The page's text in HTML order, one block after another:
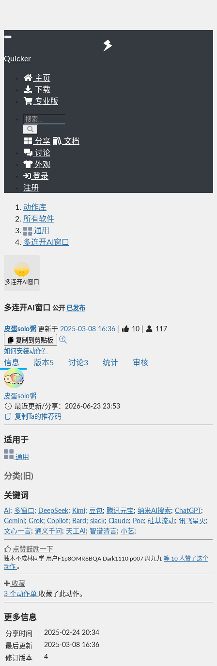
Quicker
主页
下载
专业版
分享
文档
讨论
外观
登录
注册
动作库
所有软件
通用
多连开AI窗口
多连开AI窗口
多连开AI窗口 公开 已发布
皮蛋solo粥 更新于 2025-03-08 16:36 10 117
复制到剪贴板
如何安装动作？
信息 版本5 讨论3 统计 审核
皮蛋solo粥
最近更新/分享：2026-06-23 23:53
复制Ta的推荐码
适用于
通用
分类(旧)
关键词
AI ; 多窗口 ; DeepSeek; Kimi; 豆包; 腾讯元宝; 纳米AI搜索; ChatGPT ;
Gemini; Grok; Copilot; Bard ; slack; Claude; Poe; 硅基流动; 讯飞星火;
文心一言; 通义千问 ; 天工AI ; 智谱清言; 小艺;
点赞鼓励一下
独木不成林同学 用户F1p8OMR6BQA Dark1110 p007 周九九 等 10 人赞了这个
动作 。
收藏
3 个动作单 收藏了此动作。
更多信息
分享时间
2025-02-24 20:34
最后更新
2025-03-08 16:36
修订版本
4